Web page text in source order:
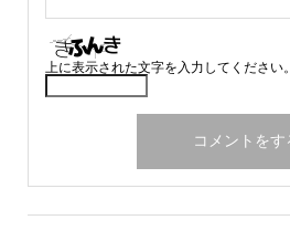
上に表示された文字を入力してください。